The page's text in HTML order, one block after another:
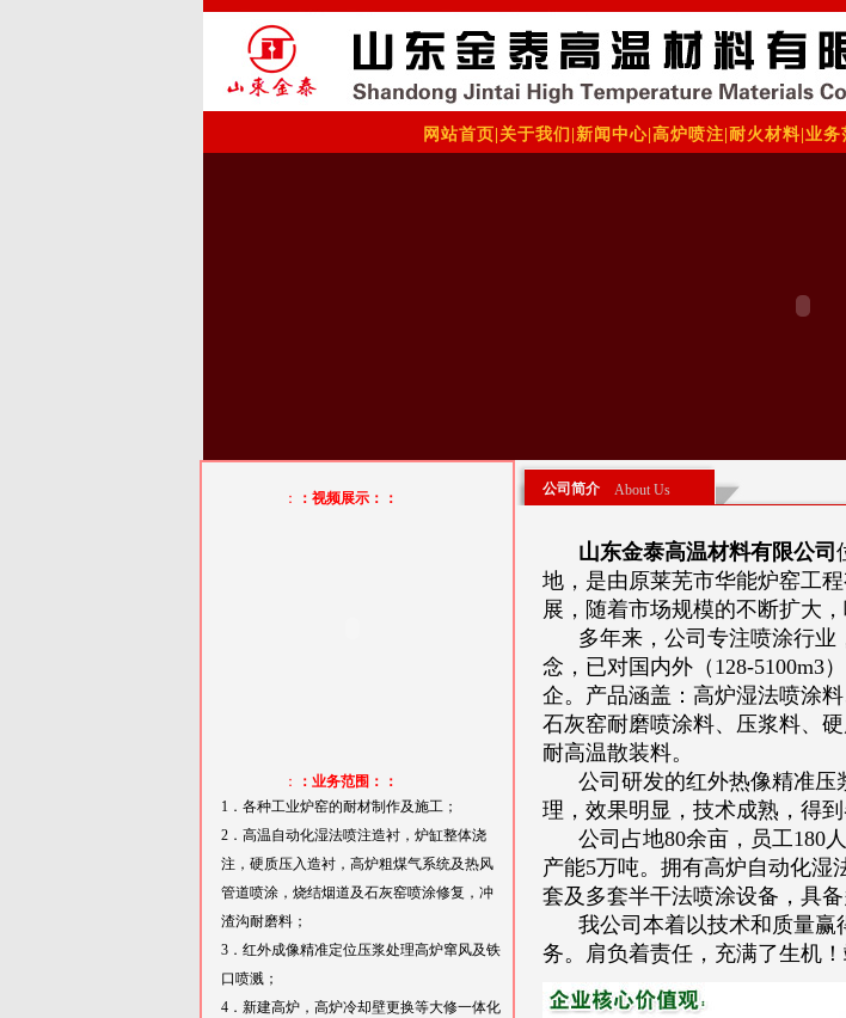
网站首页 关于我们 新闻中心 高炉喷注 耐火材料 业务
： ：视频展示：：
：
：业务范围：：
1．各种工业炉窑的耐材制作及施工；
2．高温自动化湿法喷注造衬，炉缸整体浇
注，硬质压入造衬，高炉粗煤气系统及热风
管道喷涂，烧结烟道及石灰窑喷涂修复，冲
渣沟耐磨料；
3．红外成像精准定位压浆处理高炉窜风及铁
口喷溅；
4．新建高炉，高炉冷却壁更换等大修一体化
公司简介 About Us
山东金泰高温材料有限公司
地，是由原莱芜市华能炉窑工
展，随着市场规模的不断扩大
多年来，公司专注喷涂行业
念，已对国内外（128-5100m3
企。产品涵盖：高炉湿法喷涂
石灰窑耐磨喷涂料、压浆料、
耐高温散装料。
公司研发的红外热像精准压
理，效果明显，技术成熟，得
公司占地80余亩，员工180人
产能5万吨。拥有高炉自动化湿
套及多套半干法喷涂设备，具
我公司本着以技术和质量赢
务。肩负着责任，充满了生机